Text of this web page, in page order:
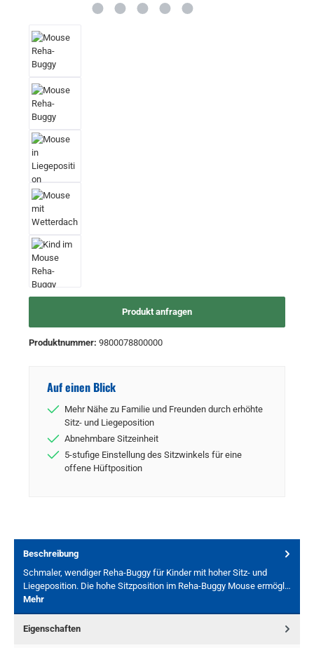
Produkt anfragen
Produktnummer: 9800078800000
Auf einen Blick
Mehr Nähe zu Familie und Freunden durch erhöhte
Sitz- und Liegeposition
Abnehmbare Sitzeinheit
5-stufige Einstellung des Sitzwinkels für eine
offene Hüftposition
Beschreibung
Schmaler, wendiger Reha-Buggy für Kinder mit hoher Sitz- und
Liegeposition. Die hohe Sitzposition im Reha-Buggy Mouse ermögl…
Mehr
Eigenschaften